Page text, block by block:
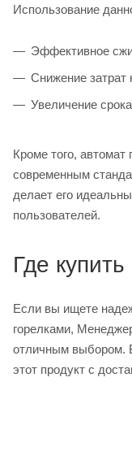
Использование
Эффективное
Снижение затрат
Увеличение
Кроме того, автомат
современным
делает его
пользователей.
Где купить
Если вы ищете
горелками,
отличным выбором.
этот продукт с